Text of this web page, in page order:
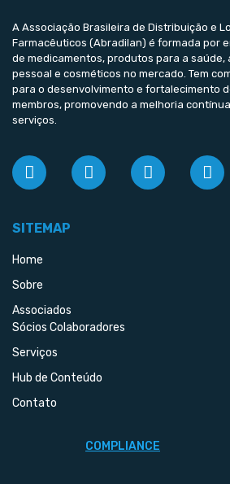
A Associação Brasileira de Distribuição e
Farmacêuticos (Abradilan) é formada por
de medicamentos, produtos para a saúde,
pessoal e cosméticos no mercado. Tem
para o desenvolvimento e fortalecimento
membros, promovendo a melhoria
serviços.
SITEMAP
Home
Sobre
Associados
Sócios Colaboradores
Serviços
Hub de Conteúdo
Contato
COMPLIANCE